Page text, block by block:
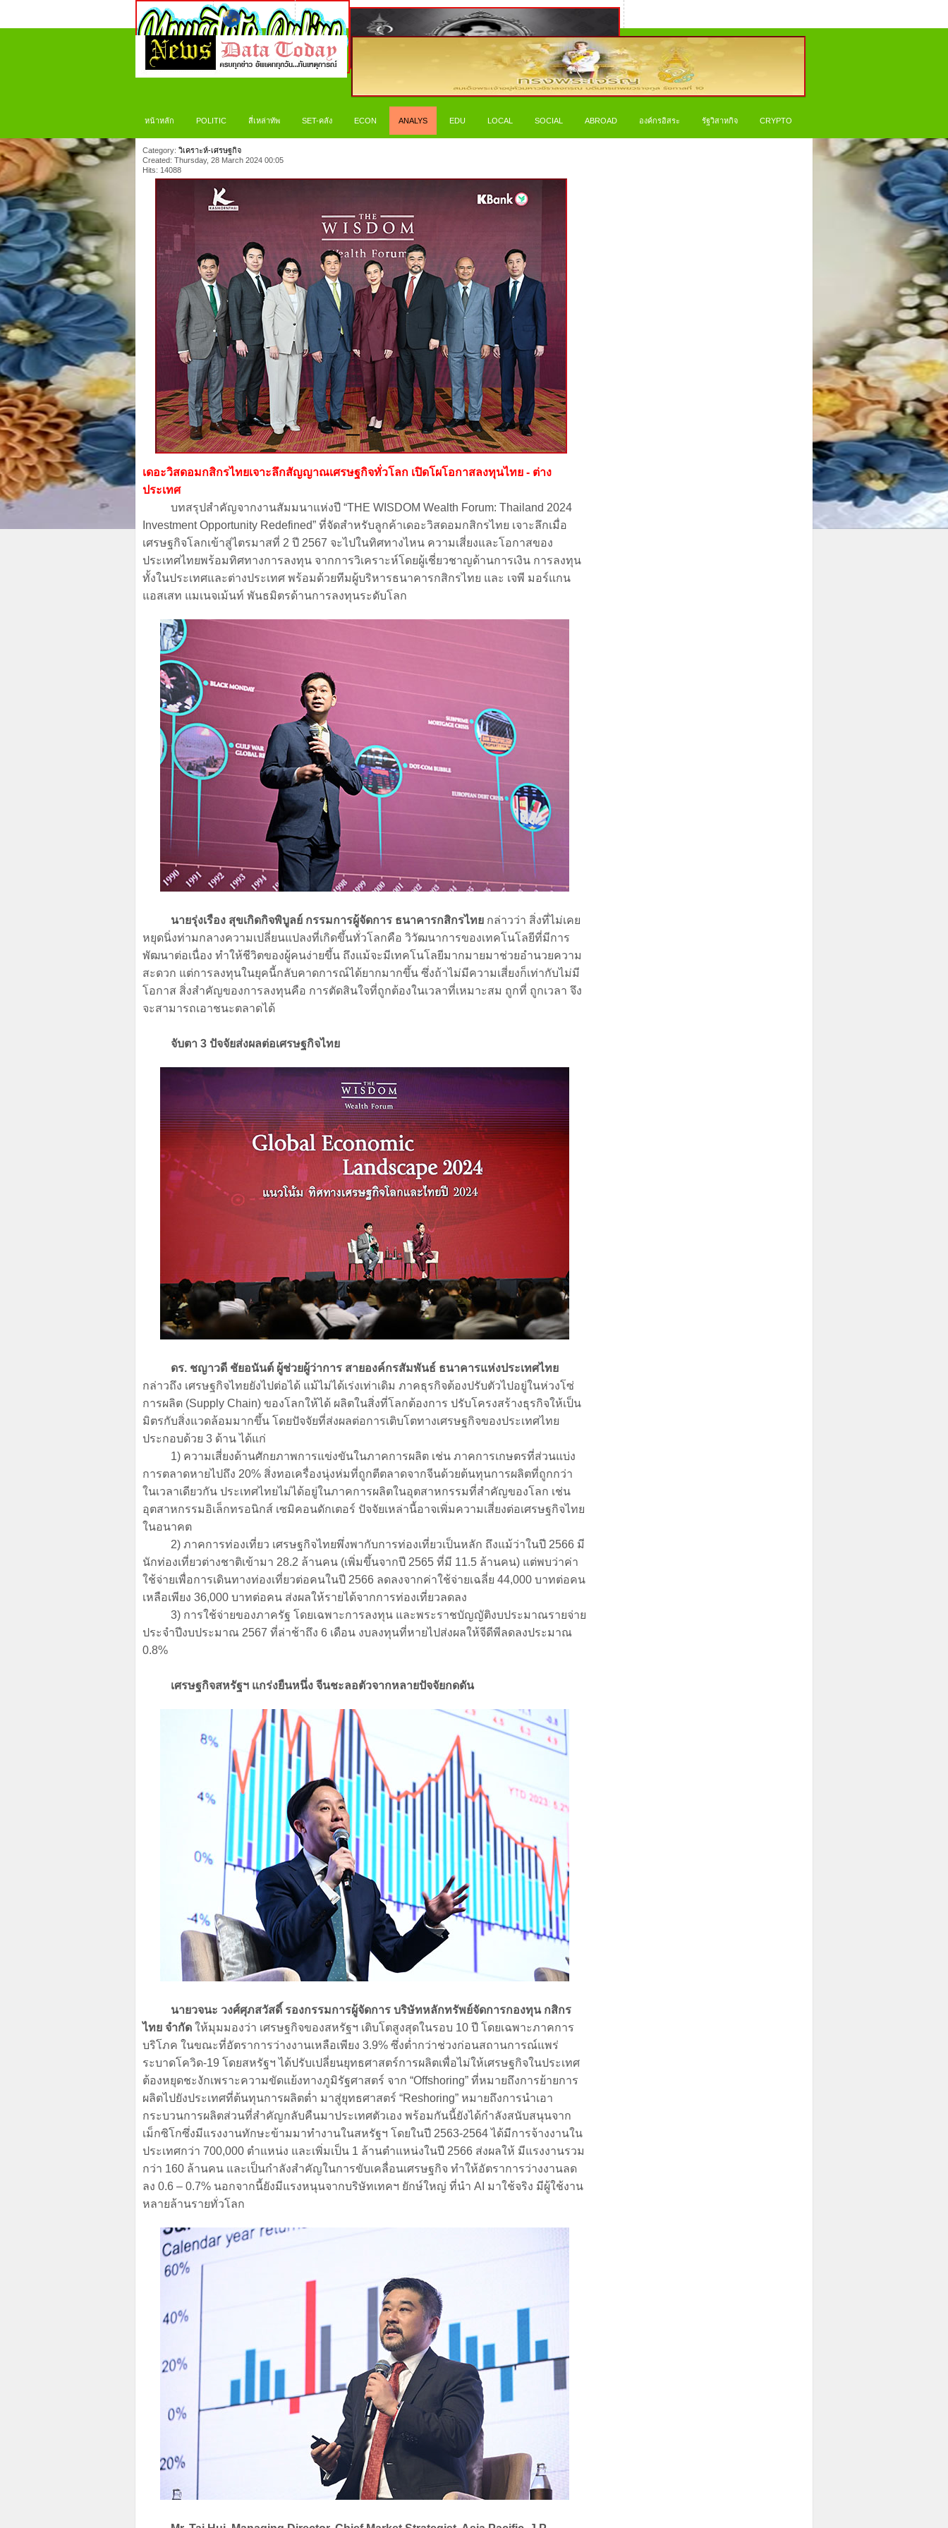
หน้าหลัก POLITIC สี่เหล่าทัพ SET-คลัง ECON ANALYS EDU LOCAL SOCIAL ABROAD องค์กรอิสระ รัฐวิสาหกิจ CRYPTO
Category: วิเคราะห์-เศรษฐกิจ
Created: Thursday, 28 March 2024 00:05
Hits: 14088
เดอะวิสดอมกสิกรไทยเจาะลึกสัญญาณเศรษฐกิจทั่วโลก เปิดโผโอกาสลงทุนไทย - ต่าง
ประเทศ
บทสรุปสำคัญจากงานสัมมนาแห่งปี “THE WISDOM Wealth Forum: Thailand 2024
Investment Opportunity Redefined” ที่จัดสำหรับลูกค้าเดอะวิสดอมกสิกรไทย เจาะลึกเมื่อ
เศรษฐกิจโลกเข้าสู่ไตรมาสที่ 2 ปี 2567 จะไปในทิศทางไหน ความเสี่ยงและโอกาสของ
ประเทศไทยพร้อมทิศทางการลงทุน จากการวิเคราะห์โดยผู้เชี่ยวชาญด้านการเงิน การลงทุน
ทั้งในประเทศและต่างประเทศ พร้อมด้วยทีมผู้บริหารธนาคารกสิกรไทย และ เจพี มอร์แกน
แอสเสท แมเนจเม้นท์ พันธมิตรด้านการลงทุนระดับโลก
นายรุ่งเรือง สุขเกิดกิจพิบูลย์ กรรมการผู้จัดการ ธนาคารกสิกรไทย กล่าวว่า สิ่งที่ไม่เคย
หยุดนิ่งท่ามกลางความเปลี่ยนแปลงที่เกิดขึ้นทั่วโลกคือ วิวัฒนาการของเทคโนโลยีที่มีการ
พัฒนาต่อเนื่อง ทำให้ชีวิตของผู้คนง่ายขึ้น ถึงแม้จะมีเทคโนโลยีมากมายมาช่วยอำนวยความ
สะดวก แต่การลงทุนในยุคนี้กลับคาดการณ์ได้ยากมากขึ้น ซึ่งถ้าไม่มีความเสี่ยงก็เท่ากับไม่มี
โอกาส สิ่งสำคัญของการลงทุนคือ การตัดสินใจที่ถูกต้องในเวลาที่เหมาะสม ถูกที่ ถูกเวลา จึง
จะสามารถเอาชนะตลาดได้
จับตา 3 ปัจจัยส่งผลต่อเศรษฐกิจไทย
ดร. ชญาวดี ชัยอนันต์ ผู้ช่วยผู้ว่าการ สายองค์กรสัมพันธ์ ธนาคารแห่งประเทศไทย
กล่าวถึง เศรษฐกิจไทยยังไปต่อได้ แม้ไม่ได้เร่งเท่าเดิม ภาคธุรกิจต้องปรับตัวไปอยู่ในห่วงโซ่
การผลิต (Supply Chain) ของโลกให้ได้ ผลิตในสิ่งที่โลกต้องการ ปรับโครงสร้างธุรกิจให้เป็น
มิตรกับสิ่งแวดล้อมมากขึ้น โดยปัจจัยที่ส่งผลต่อการเติบโตทางเศรษฐกิจของประเทศไทย
ประกอบด้วย 3 ด้าน ได้แก่
1) ความเสี่ยงด้านศักยภาพการแข่งขันในภาคการผลิต เช่น ภาคการเกษตรที่ส่วนแบ่ง
การตลาดหายไปถึง 20% สิ่งทอเครื่องนุ่งห่มที่ถูกตีตลาดจากจีนด้วยต้นทุนการผลิตที่ถูกกว่า
ในเวลาเดียวกัน ประเทศไทยไม่ได้อยู่ในภาคการผลิตในอุตสาหกรรมที่สำคัญของโลก เช่น
อุตสาหกรรมอิเล็กทรอนิกส์ เซมิคอนดักเตอร์ ปัจจัยเหล่านี้อาจเพิ่มความเสี่ยงต่อเศรษฐกิจไทย
ในอนาคต
2) ภาคการท่องเที่ยว เศรษฐกิจไทยพึ่งพากับการท่องเที่ยวเป็นหลัก ถึงแม้ว่าในปี 2566 มี
นักท่องเที่ยวต่างชาติเข้ามา 28.2 ล้านคน (เพิ่มขึ้นจากปี 2565 ที่มี 11.5 ล้านคน) แต่พบว่าค่า
ใช้จ่ายเพื่อการเดินทางท่องเที่ยวต่อคนในปี 2566 ลดลงจากค่าใช้จ่ายเฉลี่ย 44,000 บาทต่อคน
เหลือเพียง 36,000 บาทต่อคน ส่งผลให้รายได้จากการท่องเที่ยวลดลง
3) การใช้จ่ายของภาครัฐ โดยเฉพาะการลงทุน และพระราชบัญญัติงบประมาณรายจ่าย
ประจำปีงบประมาณ 2567 ที่ล่าช้าถึง 6 เดือน งบลงทุนที่หายไปส่งผลให้จีดีพีลดลงประมาณ
0.8%
เศรษฐกิจสหรัฐฯ แกร่งยืนหนึ่ง จีนชะลอตัวจากหลายปัจจัยกดดัน
นายวจนะ วงศ์ศุภสวัสดิ์ รองกรรมการผู้จัดการ บริษัทหลักทรัพย์จัดการกองทุน กสิกร
ไทย จำกัด ให้มุมมองว่า เศรษฐกิจของสหรัฐฯ เติบโตสูงสุดในรอบ 10 ปี โดยเฉพาะภาคการ
บริโภค ในขณะที่อัตราการว่างงานเหลือเพียง 3.9% ซึ่งต่ำกว่าช่วงก่อนสถานการณ์แพร่
ระบาดโควิด-19 โดยสหรัฐฯ ได้ปรับเปลี่ยนยุทธศาสตร์การผลิตเพื่อไม่ให้เศรษฐกิจในประเทศ
ต้องหยุดชะงักเพราะความขัดแย้งทางภูมิรัฐศาสตร์ จาก “Offshoring” ที่หมายถึงการย้ายการ
ผลิตไปยังประเทศที่ต้นทุนการผลิตต่ำ มาสู่ยุทธศาสตร์ “Reshoring” หมายถึงการนำเอา
กระบวนการผลิตส่วนที่สำคัญกลับคืนมาประเทศตัวเอง พร้อมกันนี้ยังได้กำลังสนับสนุนจาก
เม็กซิโกซึ่งมีแรงงานทักษะข้ามมาทำงานในสหรัฐฯ โดยในปี 2563-2564 ได้มีการจ้างงานใน
ประเทศกว่า 700,000 ตำแหน่ง และเพิ่มเป็น 1 ล้านตำแหน่งในปี 2566 ส่งผลให้ มีแรงงานรวม
กว่า 160 ล้านคน และเป็นกำลังสำคัญในการขับเคลื่อนเศรษฐกิจ ทำให้อัตราการว่างงานลด
ลง 0.6 – 0.7% นอกจากนี้ยังมีแรงหนุนจากบริษัทเทคฯ ยักษ์ใหญ่ ที่นำ AI มาใช้จริง มีผู้ใช้งาน
หลายล้านรายทั่วโลก